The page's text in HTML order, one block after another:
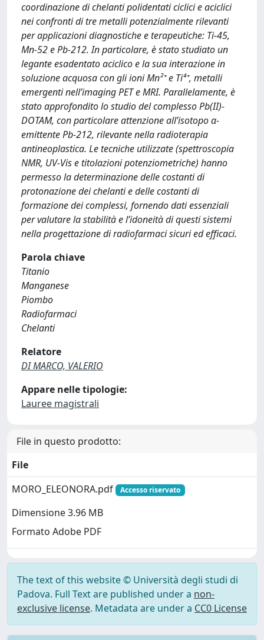
coordinazione di chelanti polidentati ciclici e aciclici
nei confronti di tre metalli potenzialmente rilevanti
per applicazioni diagnostiche e terapeutiche: Ti-45,
Mn-52 e Pb-212. In particolare, è stato studiato un
legante esadentato aciclico e la sua interazione in
soluzione acquosa con gli ioni Mn²⁺ e Ti⁴⁺, metalli
emergenti nell’imaging PET e MRI. Parallelamente, è
stato approfondito lo studio del complesso Pb(II)-
DOTAM, con particolare attenzione all’isotopo α-
emittente Pb-212, rilevante nella radioterapia
antineoplastica. Le tecniche utilizzate (spettroscopia
NMR, UV-Vis e titolazioni potenziometriche) hanno
permesso la determinazione delle costanti di
protonazione dei chelanti e delle costanti di
formazione dei complessi, fornendo dati essenziali
per valutare la stabilità e l’idoneità di questi sistemi
nella progettazione di radiofarmaci sicuri ed efficaci.
Parola chiave
Titanio
Manganese
Piombo
Radiofarmaci
Chelanti
Relatore
DI MARCO, VALERIO
Appare nelle tipologie:
Lauree magistrali
File in questo prodotto:
File
MORO_ELEONORA.pdf
Accesso riservato
Dimensione 3.96 MB
Formato Adobe PDF
The text of this website © Università degli studi di
Padova. Full Text are published under a non-
exclusive license. Metadata are under a CC0 License